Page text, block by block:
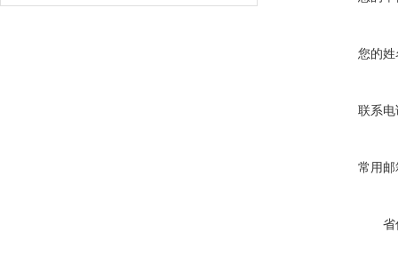
您的姓
联系电
常用邮
省